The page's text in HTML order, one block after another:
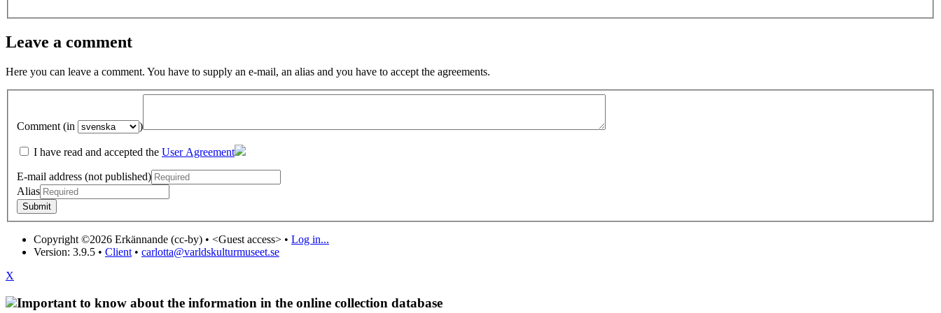
Leave a comment
Here you can leave a comment. You have to supply an e-mail, an alias and you have to accept the agreements.
Comment (in )
I have read and accepted the User Agreement
E-mail address (not published)
Alias
Copyright ©2026 Erkännande (cc-by) • <Guest access> • Log in...
Version: 3.9.5 • Client• carlotta@varldskulturmuseet.se
X
Important to know about the information in the online collection database